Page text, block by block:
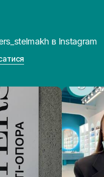
в Instagram